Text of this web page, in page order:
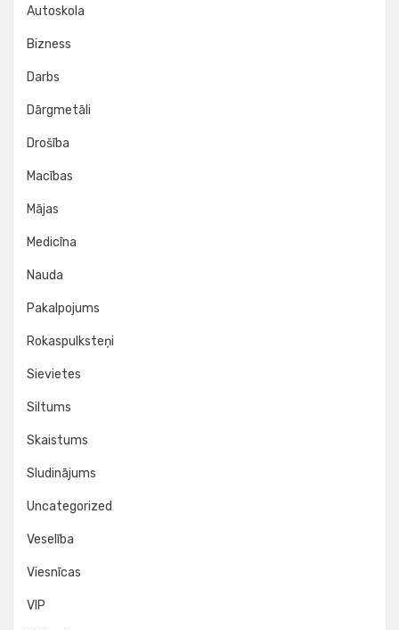
Autoskola
Bizness
Darbs
Dārgmetāli
Drošība
Macības
Mājas
Medicīna
Nauda
Pakalpojums
Rokaspulksteņi
Sievietes
Siltums
Skaistums
Sludinājums
Uncategorized
Veselība
Viesnīcas
VIP